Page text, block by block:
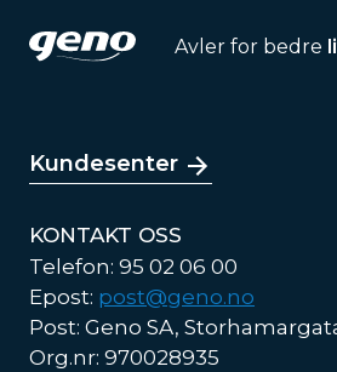
Avler for bedre
Kundesenter
KONTAKT OSS
Telefon: 95 02 06 00
Epost: post@geno.no
Post: Geno SA,
Org.nr: 970028935